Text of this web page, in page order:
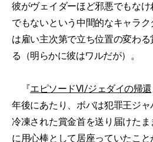
彼がヴェイダーほど邪悪でもな
でもないという中間的なキャラ
は雇い主次第で立ち位置の変わ
る（明らかに彼はワルだが）。
『エピソードVI/ジェダイの帰還
年後にあたり、ボバは犯罪王ジ
冷凍された賞金首を送り届けた
に用心棒として居座っていたこ